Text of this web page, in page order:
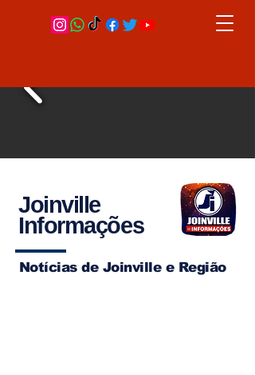
Joinville
Informações
Notícias de Joinville e Região